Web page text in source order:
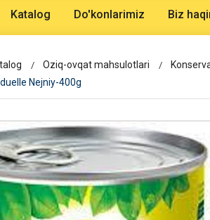
Katalog Do'konlarimiz Biz
Oziq-ovqat mahsulotlari
Nejniy-400g